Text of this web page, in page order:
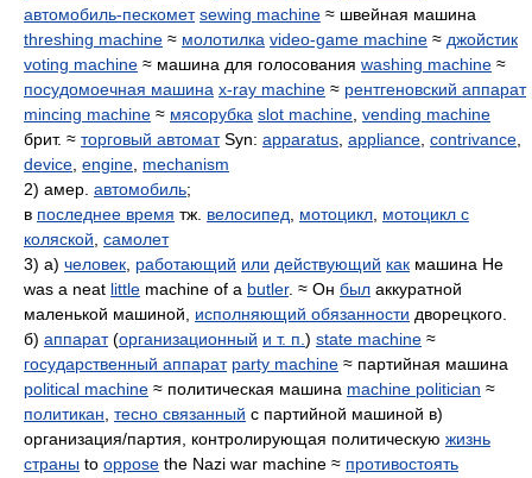
автомобиль-пескомет sewing machine ≈ швейная машина
threshing machine ≈ молотилка video-game machine ≈ джойстик
voting machine ≈ машина для голосования washing machine ≈
посудомоечная машина x-ray machine ≈ рентгеновский аппарат
mincing machine ≈ мясорубка slot machine vending machine
брит. ≈ торговый автоматSyn: apparatus appliance contrivance
device engine mechanism
2) амер. автомобиль;
в последнее время тж. велосипед мотоцикл мотоцикл с
коляской самолет
3) а) человек работающий или действующий как машина He
was a neat little machine of a butler. ≈ Он был аккуратной
маленькой машиной, исполняющий обязанности дворецкого.
б) аппарат(организационный и т. п. ) state machine ≈
государственный аппарат party machine ≈ партийная машина
political machine ≈ политическая машина machine politician ≈
политикан тесно связанный с партийной машиной в)
организация/партия, контролирующая политическую жизнь
страны to oppose the Nazi war machine ≈ противостоять